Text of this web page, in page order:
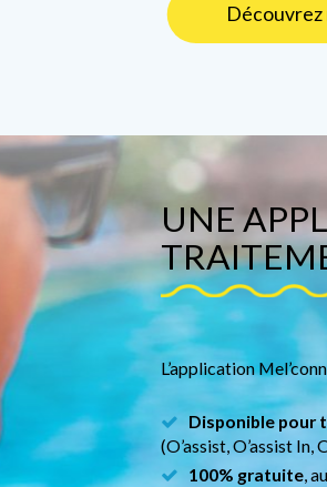
Découvrez
UNE
L’application
Disponible pour
(O’assist, O’assist In,
100% gratuite,